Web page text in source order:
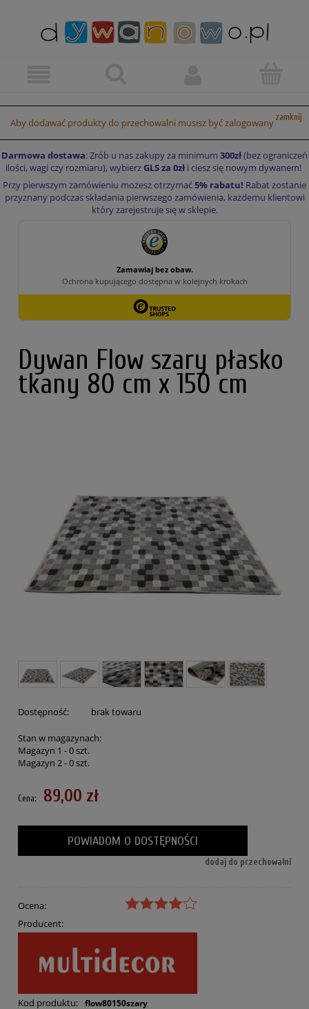
zamknij
Aby dodawać produkty do przechowalni musisz być zalogowany
Darmowa dostawa: Zrób u nas zakupy za minimum 300zł(bez ograniczeń
ilości, wagi czy rozmiaru), wybierzGLS za 0zł i ciesz się nowym dywanem!
Przy pierwszym zamówieniu możesz otrzymać5% rabatu! Rabat zostanie
przyznany podczas składania pierwszego zamówienia, każdemu klientowi
który zarejestruje się w sklepie.
Dywan Flow szary płasko
tkany 80 cm x 150 cm
Dostępność: brak towaru
Stan w magazynach:
Magazyn 1 -0szt.
Magazyn 2 -0szt.
Cena: 89,00 zł
POWIADOM O DOSTĘPNOŚCI
dodaj do przechowalni
Ocena:
Producent:
Kod produktu: flow80150szary